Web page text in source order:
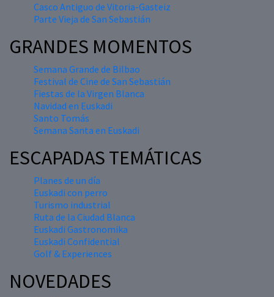
Casco Antiguo de Vitoria-Gasteiz
Parte Vieja de San Sebastián
GRANDES MOMENTOS
Semana Grande de Bilbao
Festival de Cine de San Sebastián
Fiestas de la Virgen Blanca
Navidad en Euskadi
Santo Tomás
Semana Santa en Euskadi
ESCAPADAS TEMÁTICAS
Planes de un día
Euskadi con perro
Turismo industrial
Ruta de la Ciudad Blanca
Euskadi Gastronomika
Euskadi Confidential
Golf & Experiences
NOVEDADES